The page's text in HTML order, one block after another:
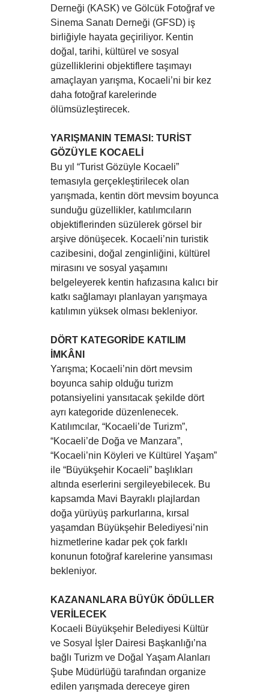
Derneği (KASK) ve Gölcük Fotoğraf ve
Sinema Sanatı Derneği (GFSD) iş
birliğiyle hayata geçiriliyor. Kentin
doğal, tarihi, kültürel ve sosyal
güzelliklerini objektiflere taşımayı
amaçlayan yarışma, Kocaeli’ni bir kez
daha fotoğraf karelerinde
ölümsüzleştirecek.
YARIŞMANIN TEMASI: TURİST
GÖZÜYLE KOCAELİ
Bu yıl “Turist Gözüyle Kocaeli”
temasıyla gerçekleştirilecek olan
yarışmada, kentin dört mevsim boyunca
sunduğu güzellikler, katılımcıların
objektiflerinden süzülerek görsel bir
arşive dönüşecek. Kocaeli’nin turistik
cazibesini, doğal zenginliğini, kültürel
mirasını ve sosyal yaşamını
belgeleyerek kentin hafızasına kalıcı bir
katkı sağlamayı planlayan yarışmaya
katılımın yüksek olması bekleniyor.
DÖRT KATEGORİDE KATILIM
İMKÂNI
Yarışma; Kocaeli’nin dört mevsim
boyunca sahip olduğu turizm
potansiyelini yansıtacak şekilde dört
ayrı kategoride düzenlenecek.
Katılımcılar, “Kocaeli’de Turizm”,
“Kocaeli’de Doğa ve Manzara”,
“Kocaeli’nin Köyleri ve Kültürel Yaşam”
ile “Büyükşehir Kocaeli” başlıkları
altında eserlerini sergileyebilecek. Bu
kapsamda Mavi Bayraklı plajlardan
doğa yürüyüş parkurlarına, kırsal
yaşamdan Büyükşehir Belediyesi’nin
hizmetlerine kadar pek çok farklı
konunun fotoğraf karelerine yansıması
bekleniyor.
KAZANANLARA BÜYÜK ÖDÜLLER
VERİLECEK
Kocaeli Büyükşehir Belediyesi Kültür
ve Sosyal İşler Dairesi Başkanlığı’na
bağlı Turizm ve Doğal Yaşam Alanları
Şube Müdürlüğü tarafından organize
edilen yarışmada dereceye giren